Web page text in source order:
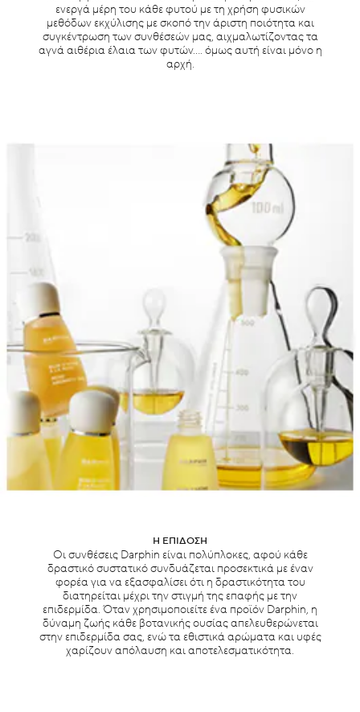
ενεργά μέρη του κάθε φυτού με τη χρήση φυσικών
μεθόδων εκχύλισης με σκοπό την άριστη ποιότητα και
συγκέντρωση των συνθέσεών μας, αιχμαλωτίζοντας τα
αγνά αιθέρια έλαια των φυτών.... όμως αυτή είναι μόνο η
αρχή.
Η ΕΠΙΔΟΣΗ
Οι συνθέσεις Darphin είναι πολύπλοκες, αφού κάθε
δραστικό συστατικό συνδυάζεται προσεκτικά με έναν
φορέα για να εξασφαλίσει ότι η δραστικότητα του
διατηρείται μέχρι την στιγμή της επαφής με την
επιδερμίδα. Όταν χρησιμοποιείτε ένα προϊόν Darphin, η
δύναμη ζωής κάθε βοτανικής ουσίας απελευθερώνεται
στην επιδερμίδα σας, ενώ τα εθιστικά αρώματα και υφές
χαρίζουν απόλαυση και αποτελεσματικότητα.